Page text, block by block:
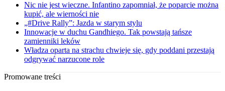
Nic nie jest wieczne. Infantino zapomniał, że poparcie można
kupić, ale wierności nie
„#Drive Rally”: Jazda w starym stylu
Innowacje w duchu Gandhiego. Tak powstają tańsze
zamienniki leków
Władza oparta na strachu chwieje się, gdy poddani przestają
odgrywać narzucone role
Promowane treści